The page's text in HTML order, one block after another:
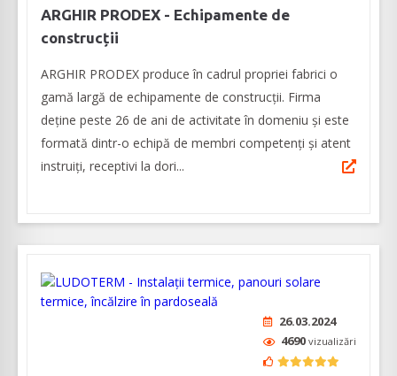
ARGHIR PRODEX - Echipamente de
construcții
ARGHIR PRODEX produce în cadrul propriei fabrici o
gamă largă de echipamente de construcții. Firma
deține peste 26 de ani de activitate în domeniu și este
formată dintr-o echipă de membri competenți și atent
instruiți, receptivi la dori...
26.03.2024
4690 vizualizări